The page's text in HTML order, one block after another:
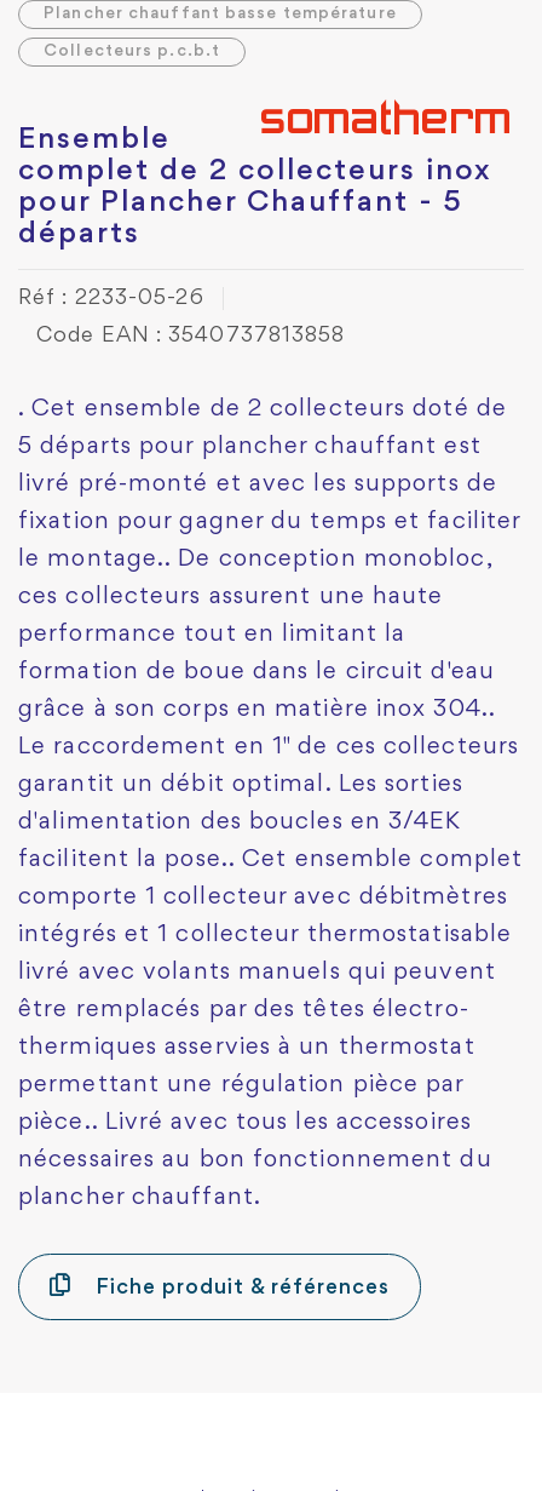
Plancher chauffant basse température
Collecteurs p.c.b.t
Ensemble
complet de 2 collecteurs inox
pour Plancher Chauffant - 5
départs
Réf : 2233-05-26
Code EAN : 3540737813858
. Cet ensemble de 2 collecteurs doté de
5 départs pour plancher chauffant est
livré pré-monté et avec les supports de
fixation pour gagner du temps et faciliter
le montage.. De conception monobloc,
ces collecteurs assurent une haute
performance tout en limitant la
formation de boue dans le circuit d'eau
grâce à son corps en matière inox 304..
Le raccordement en 1" de ces collecteurs
garantit un débit optimal. Les sorties
d'alimentation des boucles en 3/4EK
facilitent la pose.. Cet ensemble complet
comporte 1 collecteur avec débitmètres
intégrés et 1 collecteur thermostatisable
livré avec volants manuels qui peuvent
être remplacés par des têtes électro-
thermiques asservies à un thermostat
permettant une régulation pièce par
pièce.. Livré avec tous les accessoires
nécessaires au bon fonctionnement du
plancher chauffant.
Fiche produit & références